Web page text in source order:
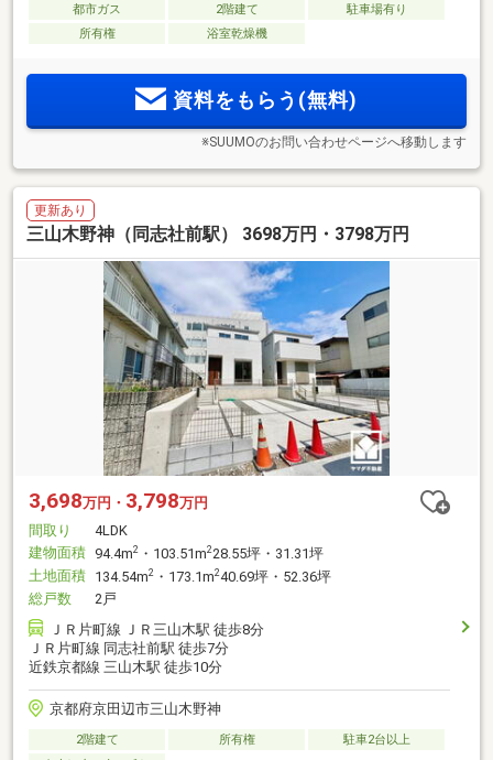
都市ガス 2階建て
駐車場有り
所有権
浴室乾燥機
資料をもらう(無料)
※SUUMOのお問い合わせページへ移動します
更新あり
三山木野神（同志社前駅） 3698万円・3798万円
3,698万円・ 3,798万円
間取り
4LDK
建物面積 94.4m2 ・103.51m228.55坪・31.31坪
土地面積 134.54m2 ・173.1m240.69坪・52.36坪
総戸数
2戸
ＪＲ片町線 ＪＲ三山木駅 徒歩8分
ＪＲ片町線 同志社前駅 徒歩7分
近鉄京都線 三山木駅 徒歩10分
京都府京田辺市三山木野神
2階建て 所有権
駐車2台以上